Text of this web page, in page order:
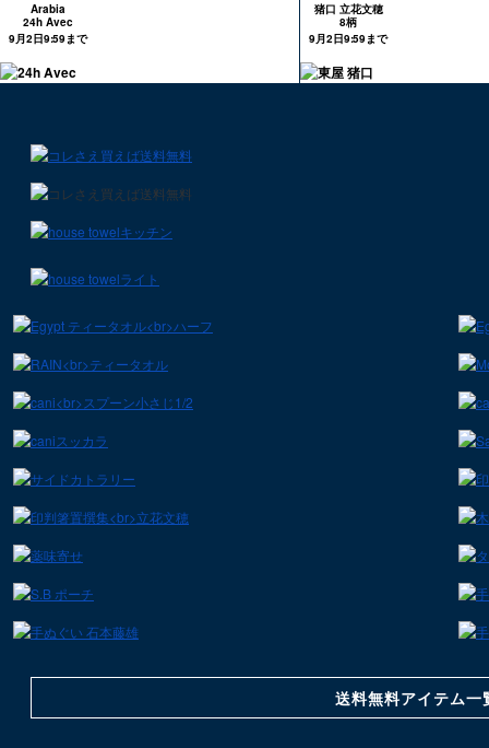
Arabia
24h Avec
9月2日9:59まで
猪口 立花文穂
8柄
9月2日9:59まで
送料無料アイテム一